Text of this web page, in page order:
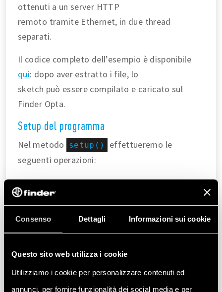
Consenso Dettagli Informazioni sui cookie
Questo sito web utilizza i cookie
Utilizziamo i cookie per personalizzare contenuti ed
annunci, per fornire funzionalità dei social media e per
ottenuti a un server HTTP
remoto tramite Ethernet, in due thread
separati.
Il codice completo dell’esempio è disponibile
qui: dopo aver estratto i file, lo
sketch può essere compilato e caricato sul
Finder Opta.
Setup del programma
Nel metodo setup()
effettueremo le
seguenti operazioni:
Inizializzeremo la connessione Modbus verso il
contatore di energia Finder
libreria
Finder7M .
in modo che appartenga
del computer che